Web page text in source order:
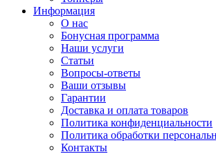
Информация
О нас
Бонусная программа
Наши услуги
Статьи
Вопросы-ответы
Ваши отзывы
Гарантии
Доставка и оплата товаров
Политика конфиденциальности
Политика обработки
Контакты